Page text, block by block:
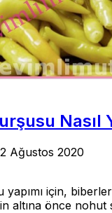
Nasıl
Ağustos 2020
için,
altına önce